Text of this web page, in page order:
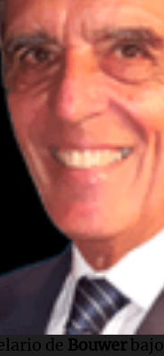
se recolectaron
en un baño
secuestraron
sobre la posible
rol de personas
vehículo que
Barrelier, de
de Bouwer